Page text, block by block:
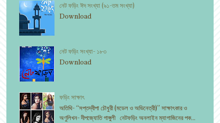
নেট ফড়িং ঈদ সংখ্যা (৯১-তম সংখ্যা)
Download
নেট ফড়িং সংখ্যা- ১৮৩
Download
ফড়িং সাক্ষাৎ
অতিথি- “সপ্তদ্বীপা চৌধুরী (মডেল ও অভিনেত্রী)” সাক্ষাৎকার ও
অণুলিখন- দীপজ্যোতি গাঙ্গুলী নেটফড়িং অনলাইন ম্যাগাজিনের পক...